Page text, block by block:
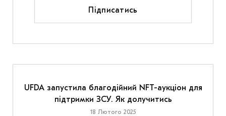
Підписатись
UFDA запустила благодійний NFT-аукціон для
підтримки ЗСУ. Як долучитись
18 Лютого 2025